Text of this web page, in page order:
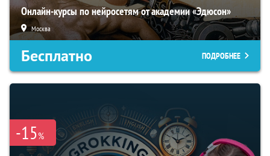
Онлайн-курсы по нейросетям от академии «Эдюсон»
Москва
Бесплатно ПОДРОБНЕЕ
-15%